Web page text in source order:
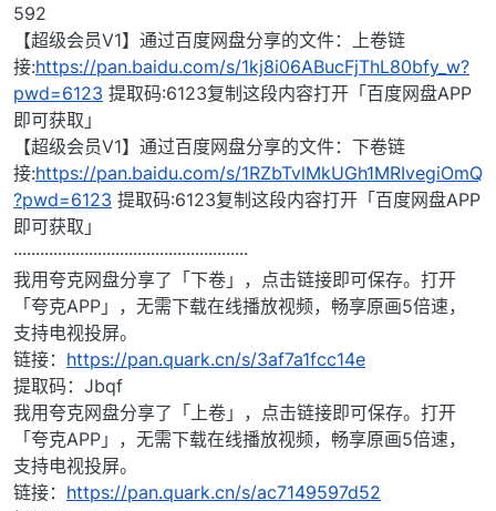
592
【超级会员V1】通过百度网盘分享的文件：上卷链
接:https://pan.baidu.com/s/1kj8i06ABucFjThL80bfy_w?
pwd=6123 提取码:6123复制这段内容打开「百度网盘APP
即可获取」
【超级会员V1】通过百度网盘分享的文件：下卷链
接:https://pan.baidu.com/s/1RZbTvlMkUGh1MRIvegiOmQ
?pwd=6123 提取码:6123复制这段内容打开「百度网盘APP
即可获取」
·····················································
我用夸克网盘分享了「下卷」，点击链接即可保存。打开
「夸克APP」，无需下载在线播放视频，畅享原画5倍速，
支持电视投屏。
链接： https://pan.quark.cn/s/3af7a1fcc14e
提取码：Jbqf
我用夸克网盘分享了「上卷」，点击链接即可保存。打开
「夸克APP」，无需下载在线播放视频，畅享原画5倍速，
支持电视投屏。
链接： https://pan.quark.cn/s/ac7149597d52